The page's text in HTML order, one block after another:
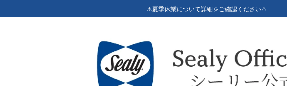
⚠夏季休業について詳細をご確認ください⚠